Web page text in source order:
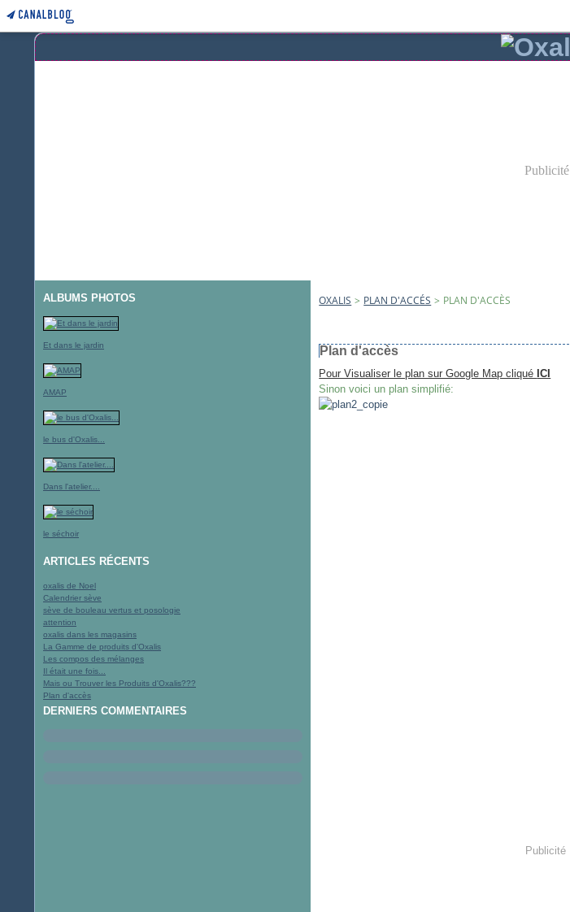
Publicité
ALBUMS PHOTOS
Et dans le jardin
AMAP
le bus d'Oxalis...
Dans l'atelier....
le séchoir
ARTICLES RÉCENTS
oxalis de Noel
Calendrier sève
sève de bouleau vertus et posologie
attention
oxalis dans les magasins
La Gamme de produits d'Oxalis
Les compos des mélanges
Il était une fois...
Mais ou Trouver les Produits d'Oxalis???
Plan d'accès
DERNIERS COMMENTAIRES
OXALIS > PLAN D'ACCÉS > PLAN D'ACCÈS
Plan d'accès
Pour Visualiser le plan sur Google Map cliqué ICI
Sinon voici un plan simplifié:
Publicité